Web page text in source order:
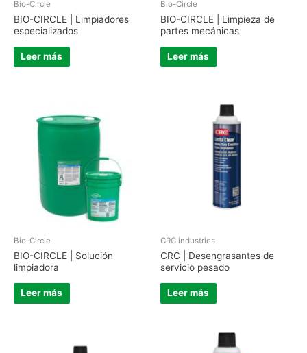
Bio-Circle
BIO-CIRCLE | Limpiadores
especializados
Leer más
Bio-Circle
BIO-CIRCLE | Limpieza de
partes mecánicas
Leer más
Bio-Circle
BIO-CIRCLE | Solución
limpiadora
Leer más
CRC industries
CRC | Desengrasantes de
servicio pesado
Leer más